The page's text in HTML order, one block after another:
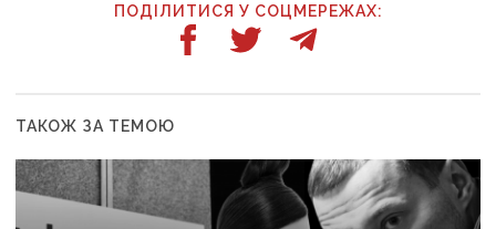
ПОДІЛИТИСЯ У СОЦМЕРЕЖАХ:
ТАКОЖ ЗА ТЕМОЮ